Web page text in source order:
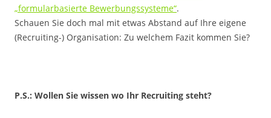
„formularbasierte Bewerbungssysteme“.
Schauen Sie doch mal mit etwas Abstand auf Ihre eigene
(Recruiting-) Organisation: Zu welchem Fazit kommen Sie?
P.S.: Wollen Sie wissen wo Ihr Recruiting steht?